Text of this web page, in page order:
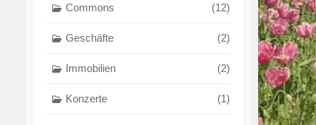
Commons (12)
Geschäfte (2)
Immobilien (2)
Konzerte (1)